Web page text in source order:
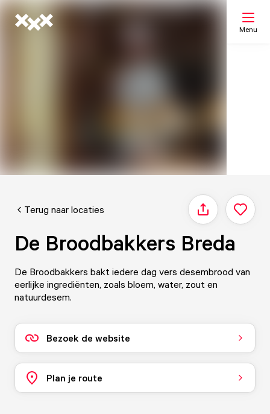
Menu
Terug naar locaties Delen
De Broodbakkers Breda
De Broodbakkers bakt iedere dag vers desembrood van
eerlijke ingrediënten, zoals bloem, water, zout en
natuurdesem.
Bezoek de website
Plan je route